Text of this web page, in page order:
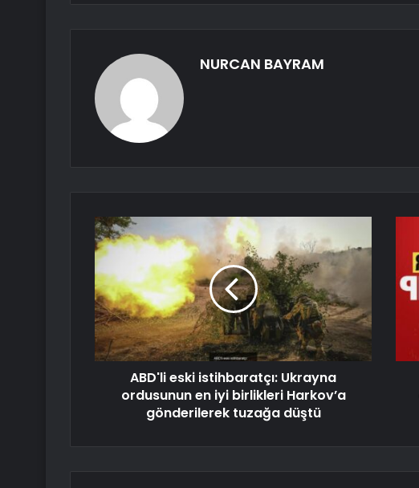
NURCAN BAYRAM
ABD'li eski istihbaratçı: Ukrayna
ordusunun en iyi birlikleri Harkov’a
gönderilerek tuzağa düştü